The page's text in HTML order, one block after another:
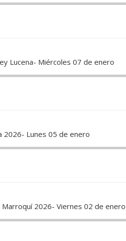
Lucena- Miércoles 07 de enero
2026- Lunes 05 de enero
Marroquí 2026- Viernes 02 de enero